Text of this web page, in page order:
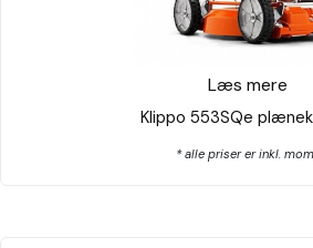
Klippo 553SQe
Læs mere
* alle priser er inkl.